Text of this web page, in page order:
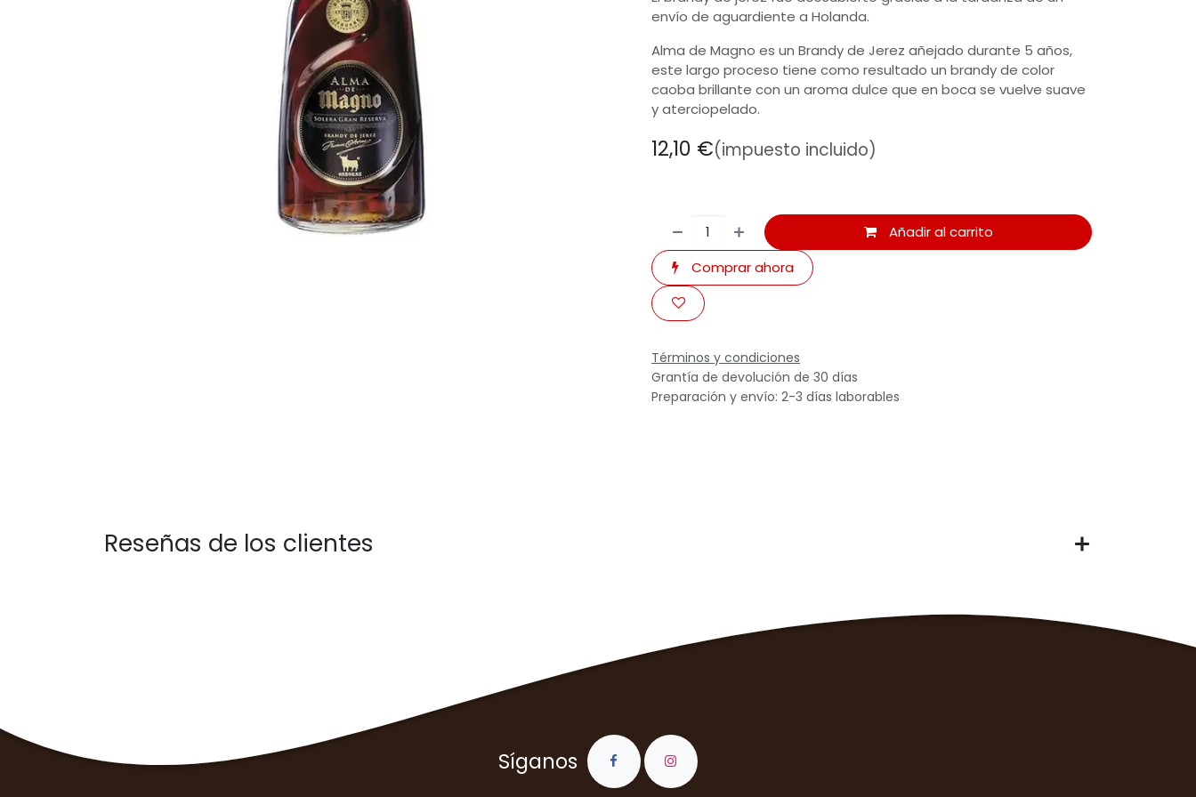
envío de aguardiente a Holanda.
Alma de Magno es un Brandy de Jerez añejado durante 5 años,
este largo proceso tiene como resultado un brandy de color
caoba brillante con un aroma dulce que en boca se vuelve suave
y aterciopelado.
12,10 €(impuesto incluido)
Añadir al carrito
Comprar ahora
Términos y condiciones
Grantía de devolución de 30 días
Preparación y envío: 2-3 días laborables
Reseñas de los clientes
Síganos